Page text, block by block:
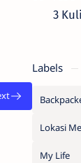
3
Labels
My Life